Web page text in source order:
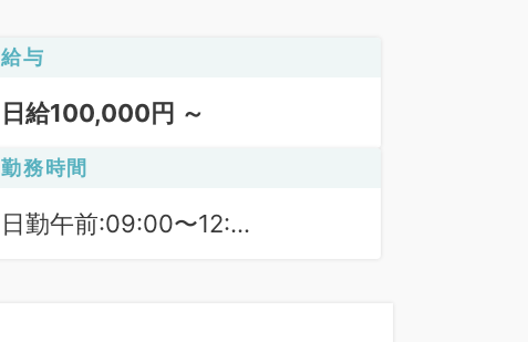
給与
日給100,000円 ～
勤務時間
日勤午前:09:00〜12:00